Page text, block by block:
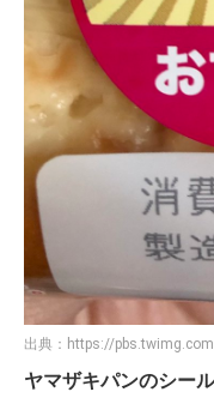
出典： https://pbs.twimg.com
ヤマザキパンのシー